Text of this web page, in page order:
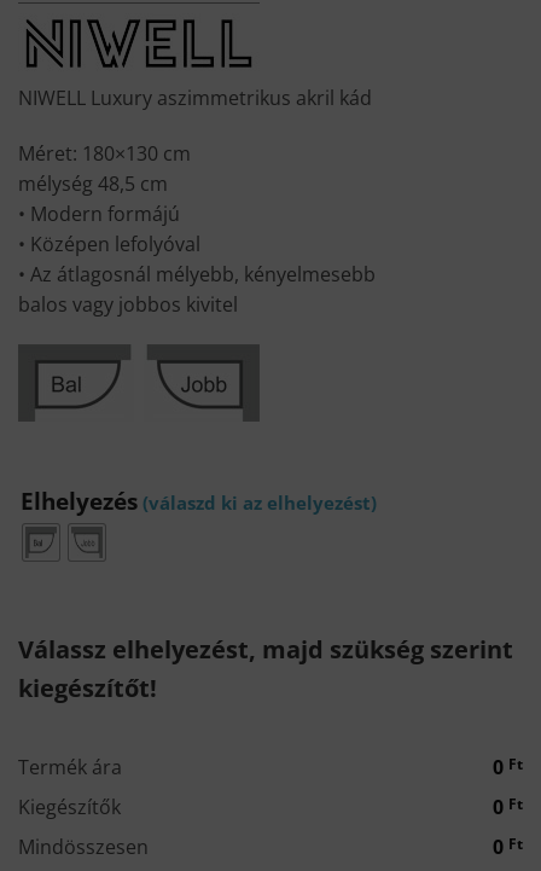
NIWELL Luxury aszimmetrikus akril kád
Méret: 180×130 cm
mélység 48,5 cm
• Modern formájú
• Középen lefolyóval
• Az átlagosnál mélyebb, kényelmesebb
balos vagy jobbos kivitel
Elhelyezés
Válassz elhelyezést, majd szükség szerint
kiegészítőt!
Termék ára 0 Ft
Kiegészítők 0 Ft
Mindösszesen 0 Ft